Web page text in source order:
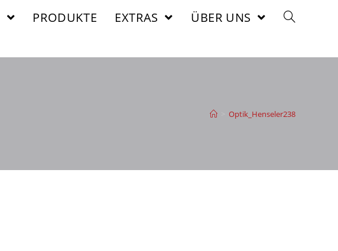
PRODUKTE EXTRAS ÜBER UNS
Optik_Henseler238